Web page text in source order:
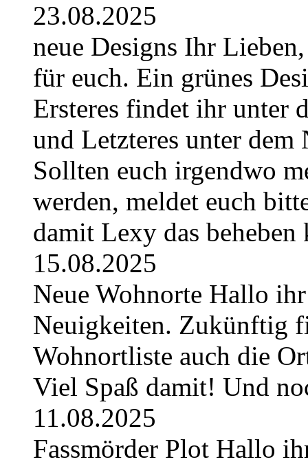
23.08.2025
neue Designs Ihr
für euch. Ein grünes
Ersteres findet ihr unter
und Letzteres unter
Sollten euch irgendwo
werden, meldet euch
damit Lexy das beheben
15.08.2025
Neue Wohnorte Hallo
Neuigkeiten. Zukünftig
Wohnortliste auch die
Viel Spaß damit! Und
11.08.2025
Fassmörder Plot Hallo